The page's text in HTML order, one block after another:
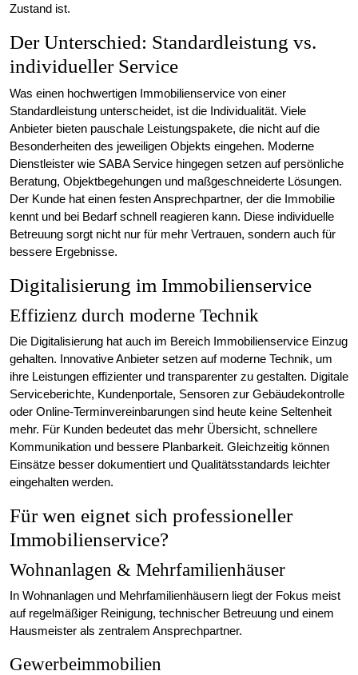
Zustand ist.
Der Unterschied: Standardleistung vs.
individueller Service
Was einen hochwertigen Immobilienservice von einer
Standardleistung unterscheidet, ist die Individualität. Viele
Anbieter bieten pauschale Leistungspakete, die nicht auf die
Besonderheiten des jeweiligen Objekts eingehen. Moderne
Dienstleister wie SABA Service hingegen setzen auf persönliche
Beratung, Objektbegehungen und maßgeschneiderte Lösungen.
Der Kunde hat einen festen Ansprechpartner, der die Immobilie
kennt und bei Bedarf schnell reagieren kann. Diese individuelle
Betreuung sorgt nicht nur für mehr Vertrauen, sondern auch für
bessere Ergebnisse.
Digitalisierung im Immobilienservice
Effizienz durch moderne Technik
Die Digitalisierung hat auch im Bereich Immobilienservice Einzug
gehalten. Innovative Anbieter setzen auf moderne Technik, um
ihre Leistungen effizienter und transparenter zu gestalten. Digitale
Serviceberichte, Kundenportale, Sensoren zur Gebäudekontrolle
oder Online-Terminvereinbarungen sind heute keine Seltenheit
mehr. Für Kunden bedeutet das mehr Übersicht, schnellere
Kommunikation und bessere Planbarkeit. Gleichzeitig können
Einsätze besser dokumentiert und Qualitätsstandards leichter
eingehalten werden.
Für wen eignet sich professioneller
Immobilienservice?
Wohnanlagen & Mehrfamilienhäuser
In Wohnanlagen und Mehrfamilienhäusern liegt der Fokus meist
auf regelmäßiger Reinigung, technischer Betreuung und einem
Hausmeister als zentralem Ansprechpartner.
Gewerbeimmobilien